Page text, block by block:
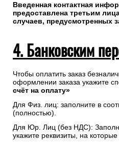
Введенная контактная
предоставлена третьим
случаев, предусмотренных
4. Банковским
Чтобы оплатить заказ
оформлении заказа укажите
счёт на оплату»
Для Физ. лиц: заполните в
(полностью).
Для Юр. Лиц (без НДС):
укажите реквизиты, на